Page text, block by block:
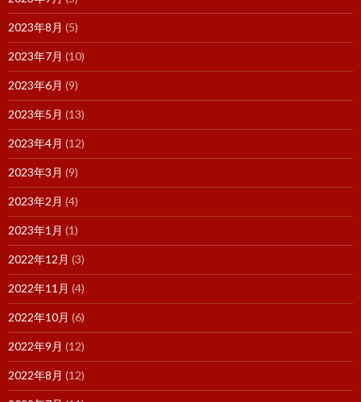
2023年8月 (5)
2023年7月 (10)
2023年6月 (9)
2023年5月 (13)
2023年4月 (12)
2023年3月 (9)
2023年2月 (4)
2023年1月 (1)
2022年12月 (3)
2022年11月 (4)
2022年10月 (6)
2022年9月 (12)
2022年8月 (12)